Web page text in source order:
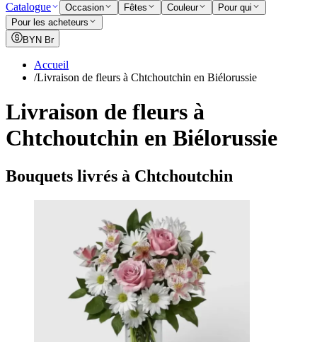
Catalogue Occasion Fêtes Couleur
Pour qui
Pour les acheteurs
BYN Br
Accueil
/Livraison de fleurs à Chtchoutchin en Biélorussie
Livraison de fleurs à
Chtchoutchin en Biélorussie
Bouquets livrés à Chtchoutchin